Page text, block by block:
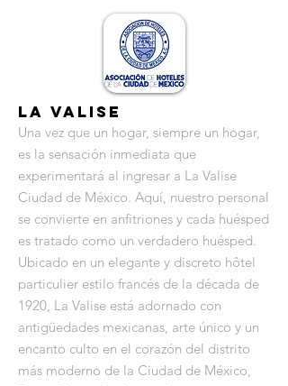
La Valise
Una vez que un hogar, siempre un hogar,
es la sensación inmediata que
experimentará al ingresar a La Valise
Ciudad de México. Aquí, nuestro personal
se convierte en anfitriones y cada huésped
es tratado como un verdadero huésped.
Ubicado en un elegante y discreto hôtel
particulier estilo francés de la década de
1920, La Valise está adornado con
antigüedades mexicanas, arte único y un
encanto culto en el corazón del distrito
más moderno de la Ciudad de México,